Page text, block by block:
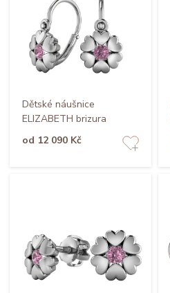
Dětské náušnice
ELIZABETH brizura
od 12 090 Kč